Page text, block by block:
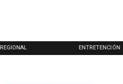
REGIONAL ENTRETENCIÓN